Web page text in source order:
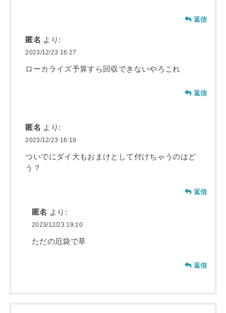
返信
匿名 より:
2023/12/23 16:27
ローカライズ予算すら回収できないやろこれ
返信
匿名 より:
2023/12/23 16:18
ついでにダイ大もおまけとして付けちゃうのはど
う？
返信
匿名 より:
2023/12/23 19:10
ただの厄袋で草
返信